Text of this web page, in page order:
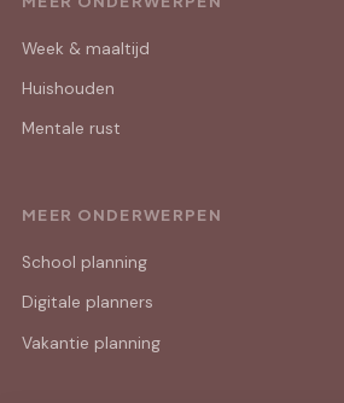
Week & maaltijd
Huishouden
Mentale rust
MEER ONDERWERPEN
School planning
Digitale planners
Vakantie planning